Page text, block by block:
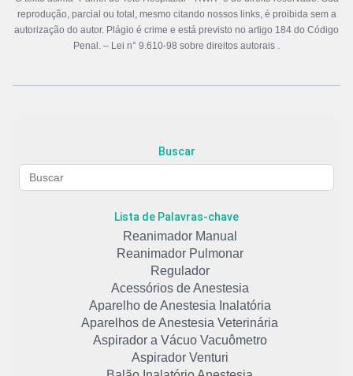
reprodução, parcial ou total, mesmo citando nossos links, é proibida sem a
autorização do autor. Plágio é crime e está previsto no artigo 184 do Código
Penal. – Lei n° 9.610-98 sobre direitos autorais .
Buscar
Lista de Palavras-chave
Reanimador Manual
Reanimador Pulmonar
Regulador
Acessórios de Anestesia
Aparelho de Anestesia Inalatória
Aparelhos de Anestesia Veterinária
Aspirador a Vácuo Vacuômetro
Aspirador Venturi